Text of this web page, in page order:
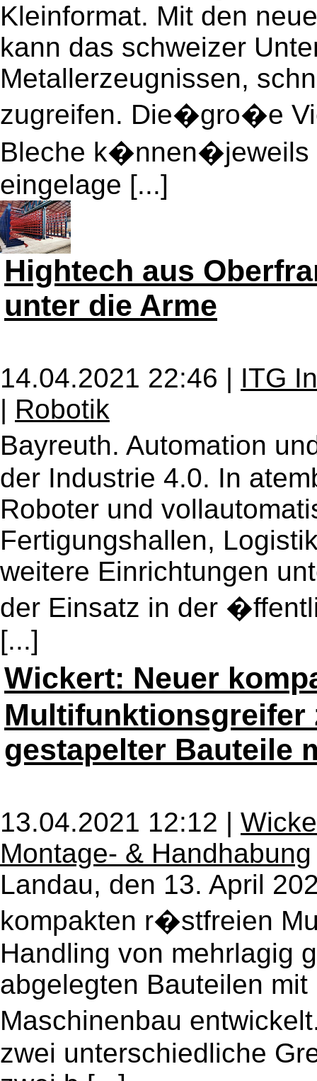
Kleinformat. Mit den
kann das schweizer
Metallerzeugnissen,
zugreifen. Die�gro�e
Bleche k�nnen�jeweils
eingelage [...]
Hightech aus
unter die Arme
14.04.2021 22:46 | ITG
| Robotik
Bayreuth. Automation
der Industrie 4.0. In
Roboter und
Fertigungshallen,
weitere Einrichtungen
der Einsatz in der
[...]
Wickert: Neuer
Multifunktionsgreifer
gestapelter Bauteile
13.04.2021 12:12 |
Montage- & Handhabung
Landau, den 13. April
kompakten r�stfreien
Handling von mehrlagig
abgelegten Bauteilen
Maschinenbau
zwei unterschiedliche